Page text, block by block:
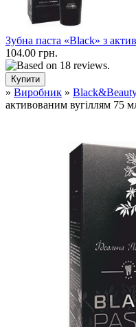
Зубна паста «Black» з
104.00 грн.
» Виробник »
активованим вугіллям 75